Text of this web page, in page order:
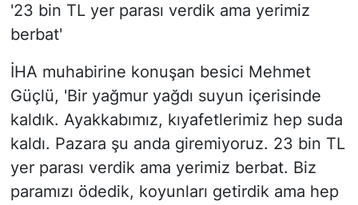
'23 bin TL yer parası verdik ama yerimiz
berbat'
İHA muhabirine konuşan besici Mehmet
Güçlü, 'Bir yağmur yağdı suyun içerisinde
kaldık. Ayakkabımız, kıyafetlerimiz hep suda
kaldı. Pazara şu anda giremiyoruz. 23 bin TL
yer parası verdik ama yerimiz berbat. Biz
paramızı ödedik, koyunları getirdik ama hep